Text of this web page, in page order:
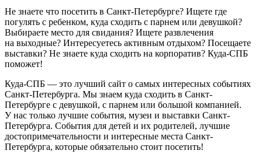
Не знаете что посетить в Санкт-Петербурге? Ищете где
погулять с ребенком, куда сходить с парнем или девушкой?
Выбираете место для свидания? Ищете развлечения
на выходные? Интересуетесь активным отдыхом? Посещаете
выставки? Не знаете куда сходить на корпоратив? Куда-СПБ
поможет!
Куда-СПБ — это лучший сайт о самых интересных событиях
Санкт-Петербурга. Мы знаем куда сходить в Санкт-
Петербурге с девушкой, с парнем или большой компанией.
У нас только лучшие события, музеи и выставки Санкт-
Петербурга. События для детей и их родителей, лучшие
достопримечательности и интересные места Санкт-
Петербурга, которые обязательно стоит посетить!